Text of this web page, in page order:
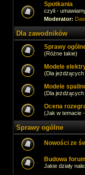
Spotkania
czyli -
Moderator:
Dla zawodników
Sprawy
(Różne takie)
Modele
(Dla
Modele
(Dla jeżdżących
Ocena
(Jak w temacie
Sprawy ogólne
Nowości ze
Budowa
Jakie działy